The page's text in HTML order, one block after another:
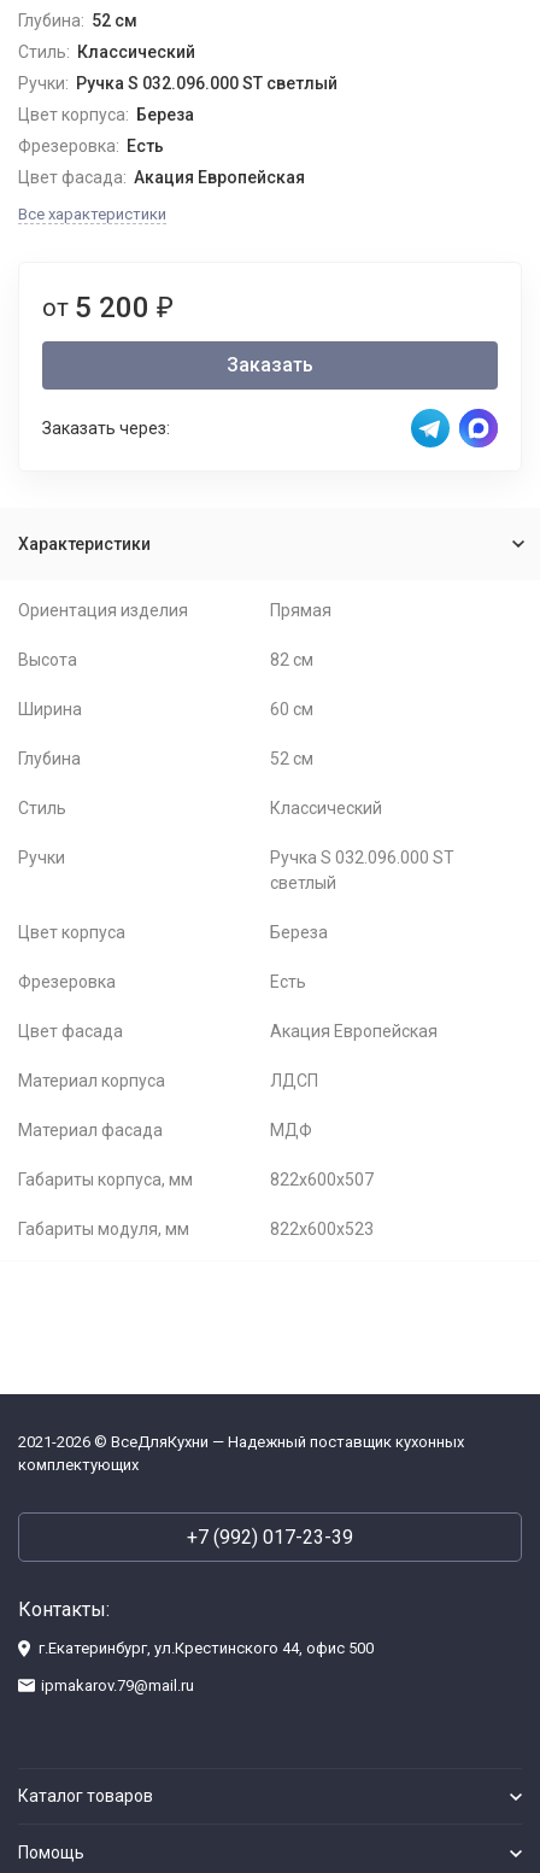
Глубина: 52 см
Стиль: Классический
Ручки: Ручка S 032.096.000 ST светлый
Цвет корпуса:
Береза
Фрезеровка: Есть
Цвет фасада: Акация Европейская
Все характеристики
от 5 200 ₽
Заказать
Заказать через:
Характеристики
Ориентация изделия Прямая
Высота 82 см
Ширина 60 см
Глубина 52 см
Стиль Классический
Ручки
Ручка S 032.096.000 ST
светлый
Цвет корпуса Береза
Фрезеровка Есть
Цвет фасада Акация Европейская
Материал корпуса ЛДСП
Материал фасада МДФ
Габариты корпуса, мм 822х600х507
Габариты модуля, мм 822х600х523
2021-2026 © ВсеДляКухни — Надежный поставщик кухонных
комплектующих
+7 (992) 017-23-39
Контакты:
г.Екатеринбург, ул.Крестинского 44, офис 500
ipmakarov.79@mail.ru
Каталог товаров
Помощь